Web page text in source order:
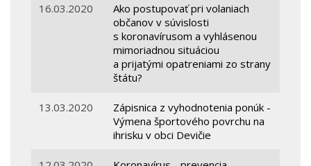
16.03.2020
Ako postupovať pri volaniach
občanov v súvislosti
s koronavírusom a vyhlásenou
mimoriadnou situáciou
a prijatými opatreniami zo strany
štátu?
13.03.2020
Zápisnica z vyhodnotenia ponúk -
Výmena športového povrchu na
ihrisku v obci Devičie